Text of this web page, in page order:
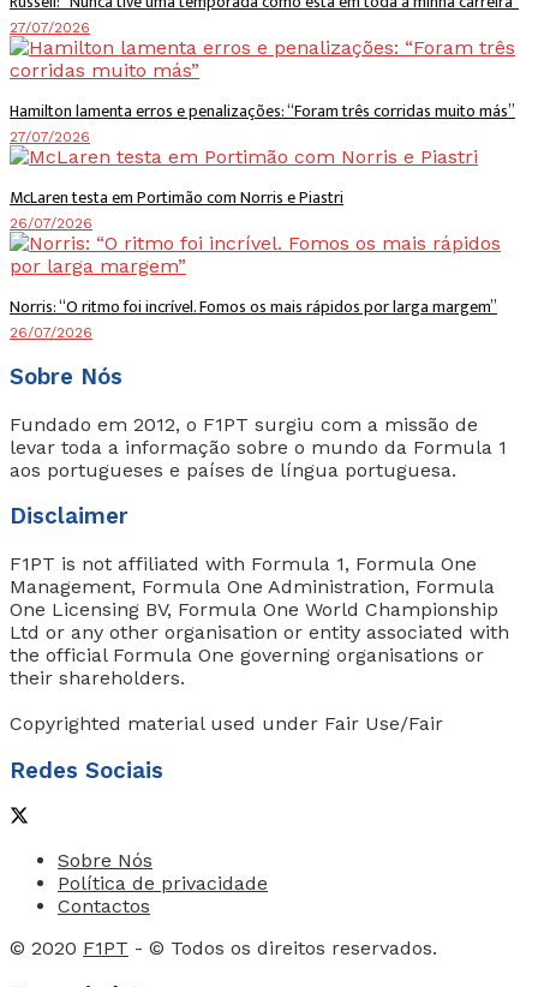
27/07/2026
Hamilton lamenta erros e penalizações: “Foram três corridas muito más”
27/07/2026
McLaren testa em Portimão com Norris e Piastri
26/07/2026
Norris: “O ritmo foi incrível. Fomos os mais rápidos por larga margem”
26/07/2026
Sobre Nós
Fundado em 2012, o F1PT surgiu com a missão de
levar toda a informação sobre o mundo da Formula 1
aos portugueses e países de língua portuguesa.
Disclaimer
F1PT is not affiliated with Formula 1, Formula One
Management, Formula One Administration, Formula
One Licensing BV, Formula One World Championship
Ltd or any other organisation or entity associated with
the official Formula One governing organisations or
their shareholders.
Copyrighted material used under Fair Use/Fair
Redes Sociais
Sobre Nós
Política de privacidade
Contactos
© 2020 F1PT - © Todos os direitos reservados.